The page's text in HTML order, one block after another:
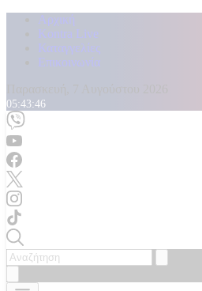
Αρχική
Kontra Live
Καταγγελίες
Επικοινωνία
05:43:48